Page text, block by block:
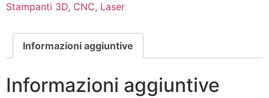
Stampanti 3D, CNC, Laser
Informazioni aggiuntive
Informazioni aggiuntive